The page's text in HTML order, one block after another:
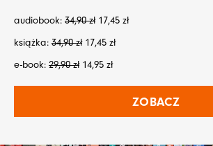
audiobook: 34,90zł 17,45 zł
książka: 34,90zł 17,45 zł
e-book: 29,90zł 14,95 zł
ZOBACZ